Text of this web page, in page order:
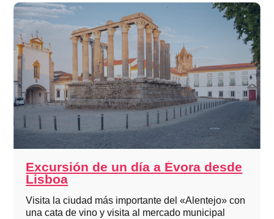
Excursión de un día a Évora desde
Lisboa
Visita la ciudad más importante del «Alentejo» con
una cata de vino y visita al mercado municipal